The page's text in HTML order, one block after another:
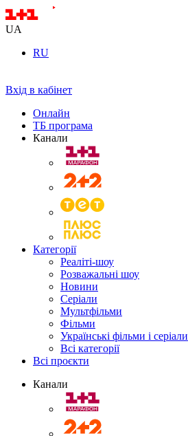
UA
RU
Вхід в кабінет
Онлайн
ТБ програма
Канали
Категорії
Реаліті-шоу
Розважальні шоу
Новини
Серіали
Мультфільми
Фільми
Українські фільми і серіали
Всі категорії
Всі проєкти
Канали